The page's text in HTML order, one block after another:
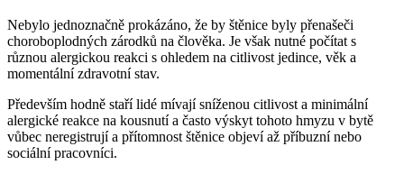
Nebylo jednoznačně prokázáno, že by štěnice byly přenašeči
choroboplodných zárodků na člověka. Je však nutné počítat s
různou alergickou reakci s ohledem na citlivost jedince, věk a
momentální zdravotní stav.
Především hodně staří lidé mívají sníženou citlivost a minimální
alergické reakce na kousnutí a často výskyt tohoto hmyzu v bytě
vůbec neregistrují a přítomnost štěnice objeví až příbuzní nebo
sociální pracovníci.